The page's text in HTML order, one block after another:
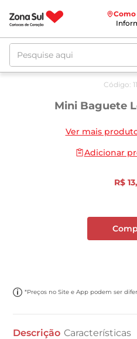
Como
Pesquise aqui
Código:
Mini Baguete
Ver mais
Adicionar
R$ 13,
*Preços no Site e App podem ser
Descrição Características